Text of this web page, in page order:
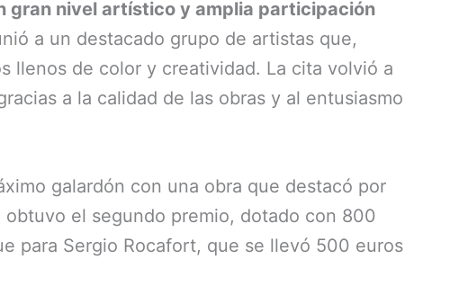
gran nivel artístico y amplia participación
a un destacado grupo de artistas que,
llenos de color y creatividad. La cita volvió a
a la calidad de las obras y al entusiasmo
galardón con una obra que destacó por
el segundo premio, dotado con 800
para Sergio Rocafort, que se llevó 500 euros